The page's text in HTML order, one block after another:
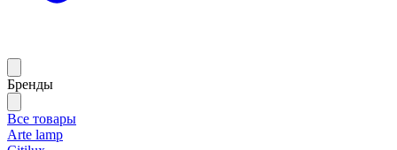
Бренды
Все товары
Arte lamp